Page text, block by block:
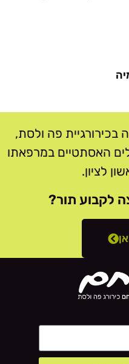
פה ולסת,
האסתטיים במרפאתו
לציון.
לקבוע תור?